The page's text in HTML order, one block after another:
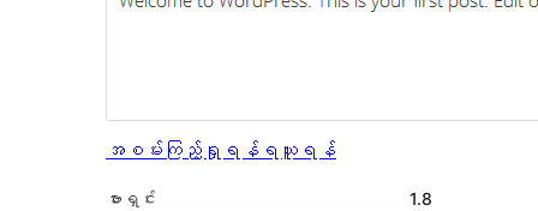
အစမ်းကြည့်ရှုရန် ရယူရန်
ဗားရှင်း
1.8